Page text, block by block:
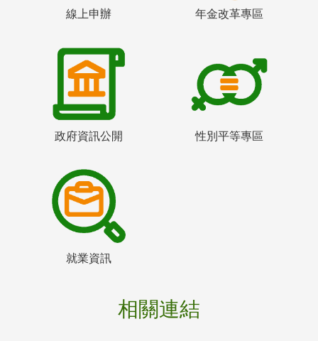
線上申辦 年金改革專區
政府資訊公開 性別平等專區
就業資訊
相關連結